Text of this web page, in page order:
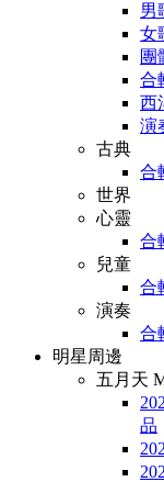
男
女
團
合
西
演
古典
合
世界
心靈
合
兒童
合
演奏
合
明星周邊
五月天
品